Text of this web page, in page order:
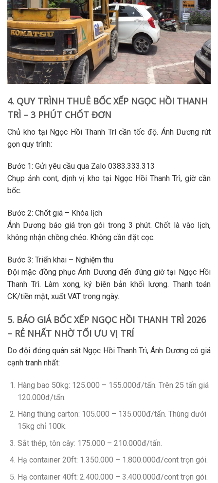
4. QUY TRÌNH THUÊ BỐC XẾP NGỌC HỒI THANH
TRÌ – 3 PHÚT CHỐT ĐƠN
Chủ kho tại Ngọc Hồi Thanh Trìcần tốc độ. Ánh Dương rút
gọn quy trình:
Bước 1: Gửi yêu cầu qua Zalo 0383.333.313
Chụp ảnh cont, định vị kho tại Ngọc Hồi Thanh Trì, giờ cần
bốc.
Bước 2: Chốt giá – Khóa lịch
Ánh Dương báo giá trọn gói trong 3 phút. Chốt là vào lịch,
không nhận chồng chéo. Không cần đặt cọc.
Bước 3: Triển khai – Nghiệm thu
Đội mặc đồng phục Ánh Dương đến đúng giờ tại Ngọc Hồi
Thanh Trì. Làm xong, ký biên bản khối lượng. Thanh toán
CK/tiền mặt, xuất VAT trong ngày.
5. BÁO GIÁ BỐC XẾP NGỌC HỒI THANH TRÌ 2026
– RẺ NHẤT NHỜ TỐI ƯU VỊ TRÍ
Do đội đóng quân sát Ngọc Hồi Thanh Trì, Ánh Dương có giá
cạnh tranh nhất:
Hàng bao 50kg: 125.000 – 155.000đ/tấn. Trên 25 tấn giá
120.000đ/tấn.
Hàng thùng carton: 105.000 – 135.000đ/tấn. Thùng dưới
15kg chỉ 100k.
Sắt thép, tôn cây: 175.000 – 210.000đ/tấn.
Hạ container 20ft: 1.350.000 – 1.800.000đ/cont trọn gói.
Hạ container 40ft: 2.400.000 – 3.400.000đ/cont trọn gói.